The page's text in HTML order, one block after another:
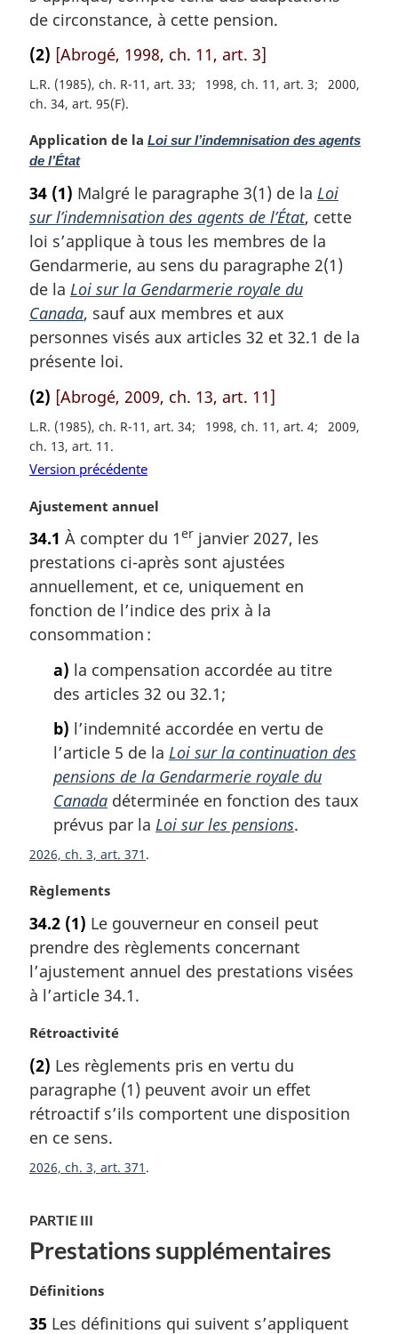
de circonstance, à cette pension.
(2) [Abrogé, 1998, ch. 11, art. 3]
L.R. (1985), ch. R-11, art. 33 1998, ch. 11, art. 3
2000,
ch. 34, art. 95(F)
N
o
e
m
a
r
g
i
n
a
l
e
:
Application de la Loi sur l’indemnisation des agents
de l’État
34 (1) Malgré le paragraphe 3(1) de la Loi
sur l’indemnisation des agents de l’État, cette
loi s’applique à tous les membres de la
Gendarmerie, au sens du paragraphe 2(1)
de la Loi sur la Gendarmerie royale du
Canada, sauf aux membres et aux
personnes visés aux articles 32 et 32.1 de la
présente loi.
(2) [Abrogé, 2009, ch. 13, art. 11]
L.R. (1985), ch. R-11, art. 34 1998, ch. 11, art. 4
2009,
ch. 13, art. 11
Version précédente
N
t
e
m
a
g
Ajustement annuel
34.1 À compter du 1er janvier 2027, les
prestations ci-après sont ajustées
annuellement, et ce, uniquement en
fonction de l’indice des prix à la
consommation :
a) la compensation accordée au titre
des articles 32 ou 32.1;
b) l’indemnité accordée en vertu de
l’article 5 de la Loi sur la continuation des
pensions de la Gendarmerie royale du
Canada déterminée en fonction des taux
prévus par la Loi sur les pensions.
2026, ch. 3, art. 371
N
t
e
m
a
r
g
n
a
l
e
:
Règlements
34.2 (1) Le gouverneur en conseil peut
prendre des règlements concernant
l’ajustement annuel des prestations visées
à l’article 34.1.
N
t
e
m
a
g
a
l
:
Rétroactivité
(2) Les règlements pris en vertu du
paragraphe (1) peuvent avoir un effet
rétroactif s’ils comportent une disposition
en ce sens.
2026, ch. 3, art. 371
PARTIE III
Prestations supplémentaires
N
t
Définitions
35 Les définitions qui suivent s’appliquent